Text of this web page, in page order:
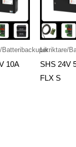
Batteribackuper
10A
Likriktare/
SHS 24V
FLX S